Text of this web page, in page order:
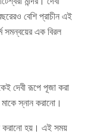
বেশি প্রাচীন এই
সমন্বয়ের এক বিরল
দেবী রূপে পূজা করা
মাকে স্নান করানো।
করানো হয়। এই সময়